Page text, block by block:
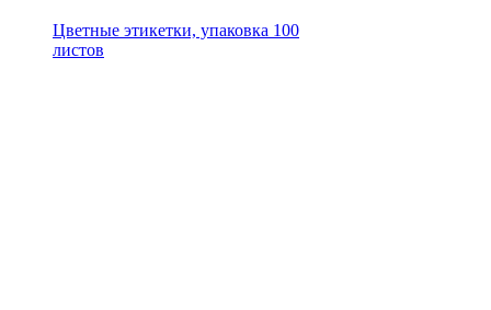
Цветные этикетки, упаковка 100
листов